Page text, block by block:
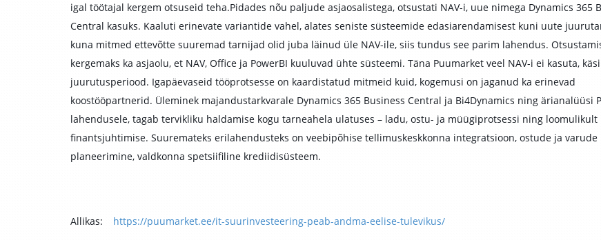
igal töötajal kergem otsuseid teha.Pidades nõu paljude asjaosalistega, otsustati NAV-i, uue nimega Dynamics 365
Central kasuks. Kaaluti erinevate variantide vahel, alates seniste süsteemide edasiarendamisest kuni uute
kuna mitmed ettevõtte suuremad tarnijad olid juba läinud üle NAV-ile, siis tundus see parim lahendus.
kergemaks ka asjaolu, et NAV, Office ja PowerBI kuuluvad ühte süsteemi. Täna Puumarket veel NAV-i ei kasuta,
juurutusperiood. Igapäevaseid tööprotsesse on kaardistatud mitmeid kuid, kogemusi on jaganud ka erinevad
koostööpartnerid. Üleminek majandustarkvarale Dynamics 365 Business Central ja Bi4Dynamics ning ärianalüüsi
lahendusele, tagab tervikliku haldamise kogu tarneahela ulatuses – ladu, ostu- ja müügiprotsessi ning loomulikult
finantsjuhtimise. Suuremateks erilahendusteks on veebipõhise tellimuskeskkonna integratsioon, ostude ja varude
planeerimine, valdkonna spetsiifiline krediidisüsteem.
Allikas: https://puumarket.ee/it-suurinvesteering-peab-andma-eelise-tulevikus/